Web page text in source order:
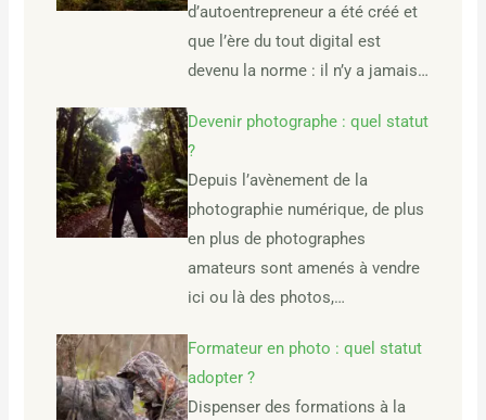
d’autoentrepreneur a été créé et
que l’ère du tout digital est
devenu la norme : il n’y a jamais…
Devenir photographe : quel statut
?
Depuis l’avènement de la
photographie numérique, de plus
en plus de photographes
amateurs sont amenés à vendre
ici ou là des photos,…
Formateur en photo : quel statut
adopter ?
Dispenser des formations à la